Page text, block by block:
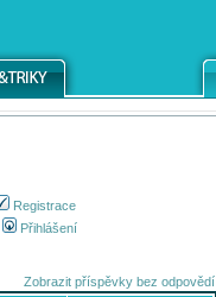
Registrace
Přihlášení
Zobrazit příspěvky bez odpovědí